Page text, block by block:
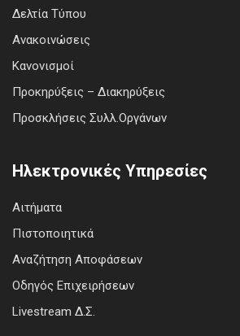
Δελτία Τύπου
Ανακοινώσεις
Κανονισμοί
Προκηρύξεις – Διακηρύξεις
Προσκλήσεις Συλλ.Οργάνων
Ηλεκτρονικές Υπηρεσίες
Αιτήματα
Πιστοποιητικά
Αναζήτηση Αποφάσεων
Οδηγός Επιχειρήσεων
Livestream Δ.Σ.